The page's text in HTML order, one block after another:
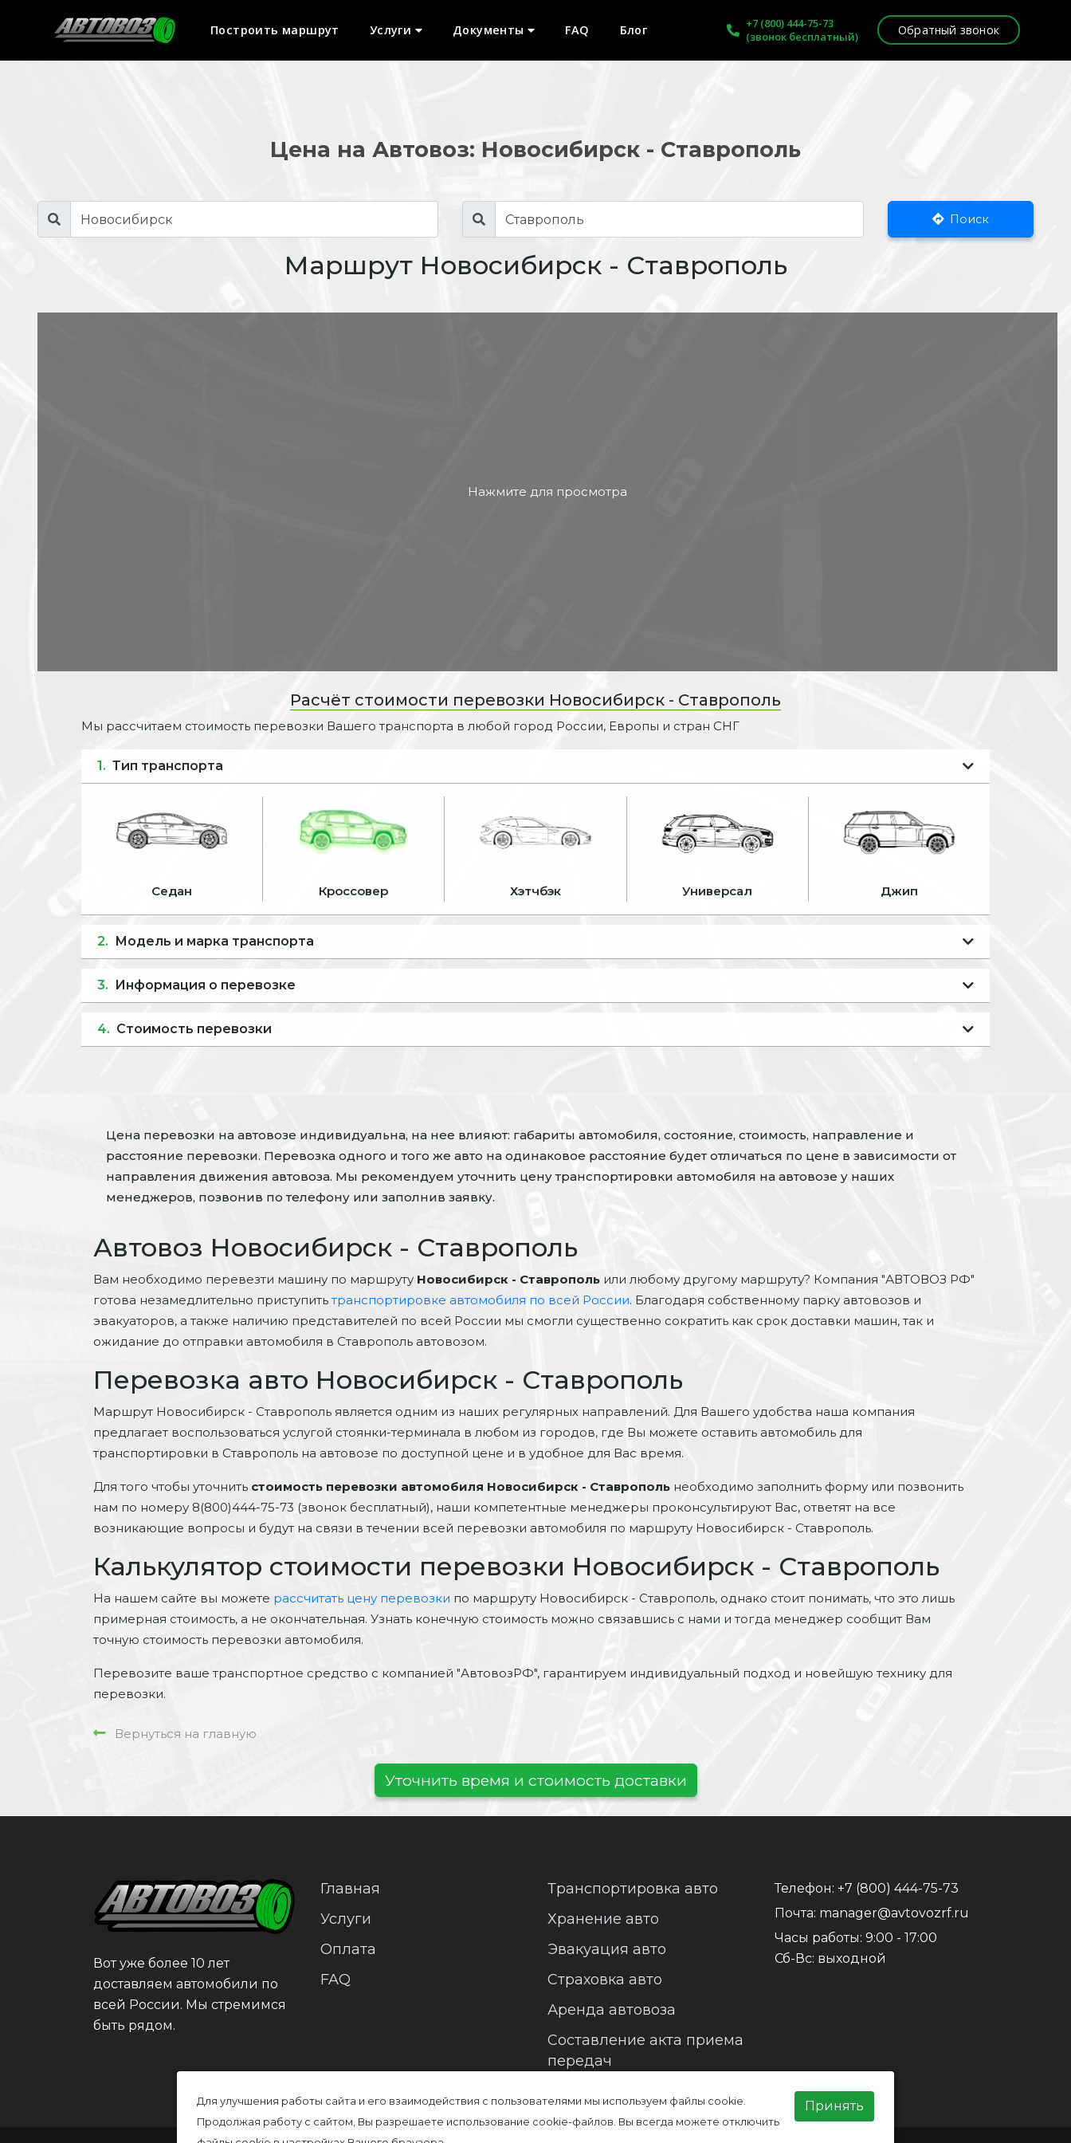
Для улучшения работы сайта и его взаимодействия с пользователями мы используем файлы cookie.
Продолжая работу с сайтом, Вы разрешаете использование cookie-файлов. Вы всегда можете отключить
Принять
Построить маршрут Услуги Документы FAQ Блог
+7 (800) 444-75-73
(звонок бесплатный)
Обратный звонок
Цена на Автовоз: Новосибирск - Ставрополь
Поиск
Маршрут Новосибирск - Ставрополь
Расчёт стоимости перевозки Новосибирск - Ставрополь
Мы рассчитаем стоимость перевозки Вашего транспорта в любой город России, Европы и стран СНГ
1. Тип транспорта
Седан Кроссовер Хэтчбэк Универсал Джип
2. Модель и марка транспорта
3. Информация о перевозке
4. Стоимость перевозки
Цена перевозки на автовозе индивидуальна, на нее влияют: габариты автомобиля, состояние, стоимость, направление и
расстояние перевозки. Перевозка одного и того же авто на одинаковое расстояние будет отличаться по цене в зависимости от
направления движения автовоза. Мы рекомендуем уточнить цену транспортировки автомобиля на автовозе у наших
менеджеров, позвонив по телефону или заполнив заявку.
Автовоз Новосибирск - Ставрополь
Вам необходимо перевезти машину по маршруту Новосибирск - Ставрополь или любому другому маршруту? Компания "АВТОВОЗ РФ"
готова незамедлительно приступитьтранспортировке автомобиля по всей России. Благодаря собственному парку автовозов и
эвакуаторов, а также наличию представителей по всей России мы смогли существенно сократить как срок доставки машин, так и
ожидание до отправки автомобиля в Ставрополь автовозом.
Перевозка авто Новосибирск - Ставрополь
Маршрут Новосибирск - Ставрополь является одним из наших регулярных направлений. Для Вашего удобства наша компания
предлагает воспользоваться услугой стоянки-терминала в любом из городов, где Вы можете оставить автомобиль для
транспортировки в Ставрополь на автовозе по доступной цене и в удобное для Вас время.
Для того чтобы уточнить стоимость перевозки автомобиля Новосибирск - Ставрополь необходимо заполнить форму или позвонить
нам по номеру 8(800)444-75-73 (звонок бесплатный), наши компетентные менеджеры проконсультируют Вас, ответят на все
возникающие вопросы и будут на связи в течении всей перевозки автомобиля по маршруту Новосибирск - Ставрополь.
Калькулятор стоимости перевозки Новосибирск - Ставрополь
На нашем сайте вы можете рассчитать цену перевозки по маршруту Новосибирск - Ставрополь, однако стоит понимать, что это лишь
примерная стоимость, а не окончательная. Узнать конечную стоимость можно связавшись с нами и тогда менеджер сообщит Вам
точную стоимость перевозки автомобиля.
Перевозите ваше транспортное средство с компанией "АвтовозРФ", гарантируем индивидуальный подход и новейшую технику для
перевозки.
Вернуться на главную
Уточнить время и стоимость доставки
Вот уже более 10 лет
доставляем автомобили по
всей России. Мы стремимся
быть рядом.
Главная
Услуги
Оплата
FAQ
Транспортировка авто
Хранение авто
Эвакуация авто
Страховка авто
Аренда автовоза
Составление акта приема
передач
Телефон: +7 (800) 444-75-73
Почта: manager@avtovozrf.ru
Часы работы: 9:00 - 17:00
Сб-Вс: выходной